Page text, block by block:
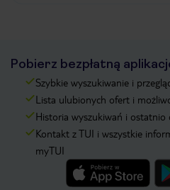
Pobierz bezpłatną
Szybkie wyszukiwanie i
Lista ulubionych ofert i
Historia wyszukiwań i ostatnio
Kontakt z TUI i wszystkie
myTUI